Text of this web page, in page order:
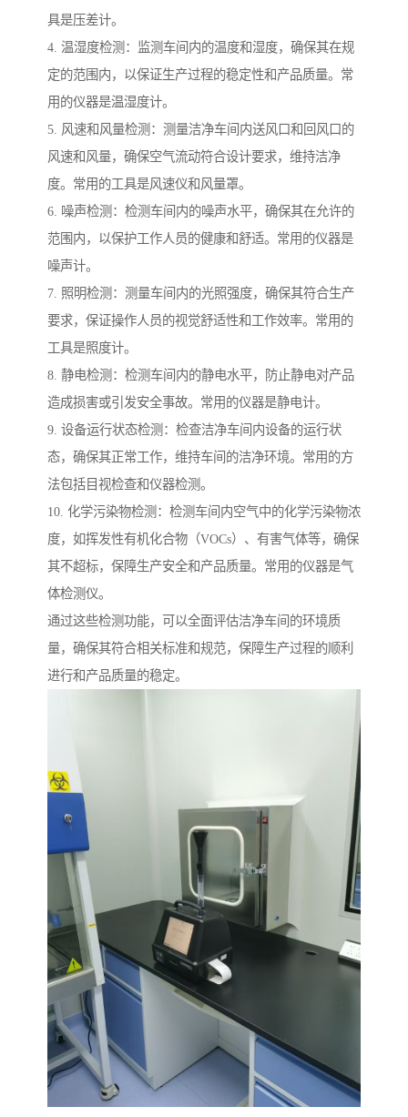
具是压差计。
4. 温湿度检测：监测车间内的温度和湿度，确保其在规
定的范围内，以保证生产过程的稳定性和产品质量。常
用的仪器是温湿度计。
5. 风速和风量检测：测量洁净车间内送风口和回风口的
风速和风量，确保空气流动符合设计要求，维持洁净
度。常用的工具是风速仪和风量罩。
6. 噪声检测：检测车间内的噪声水平，确保其在允许的
范围内，以保护工作人员的健康和舒适。常用的仪器是
噪声计。
7. 照明检测：测量车间内的光照强度，确保其符合生产
要求，保证操作人员的视觉舒适性和工作效率。常用的
工具是照度计。
8. 静电检测：检测车间内的静电水平，防止静电对产品
造成损害或引发安全事故。常用的仪器是静电计。
9. 设备运行状态检测：检查洁净车间内设备的运行状
态，确保其正常工作，维持车间的洁净环境。常用的方
法包括目视检查和仪器检测。
10. 化学污染物检测：检测车间内空气中的化学污染物浓
度，如挥发性有机化合物（VOCs）、有害气体等，确保
其不超标，保障生产安全和产品质量。常用的仪器是气
体检测仪。
通过这些检测功能，可以全面评估洁净车间的环境质
量，确保其符合相关标准和规范，保障生产过程的顺利
进行和产品质量的稳定。